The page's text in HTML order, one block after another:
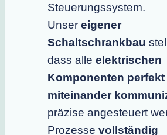
Steuerungssystem.
Unser eigener
Schaltschrankbau
dass alle elektrischen
Komponenten perfekt
miteinander
präzise angesteuert
Prozesse vollständig